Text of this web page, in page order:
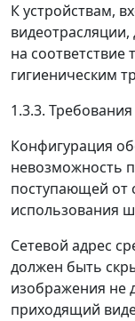
К устройствам,
на соответствие
гигиеническим
1.3.3.
Конфигурация
невозможность
поступающей от
использования
Сетевой адрес
должен быть
изображения не
приходящий